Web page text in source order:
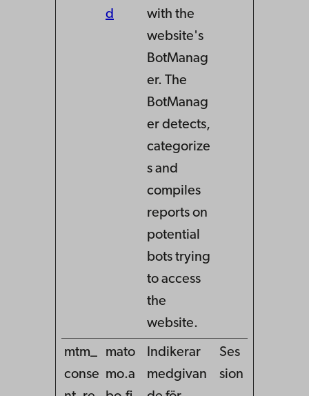
d
with the
website's
BotManag
er. The
BotManag
er detects,
categorize
s and
compiles
reports on
potential
bots trying
to access
the
website.
mtm_
conse
mato
mo.a
Indikerar
medgivan
Ses
sion